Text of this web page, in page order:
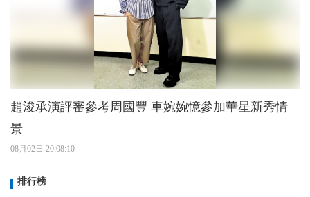
趙浚承演評審參考周國豐 車婉婉憶參加華星新秀情
景
08月02日 20:08:10
排行榜